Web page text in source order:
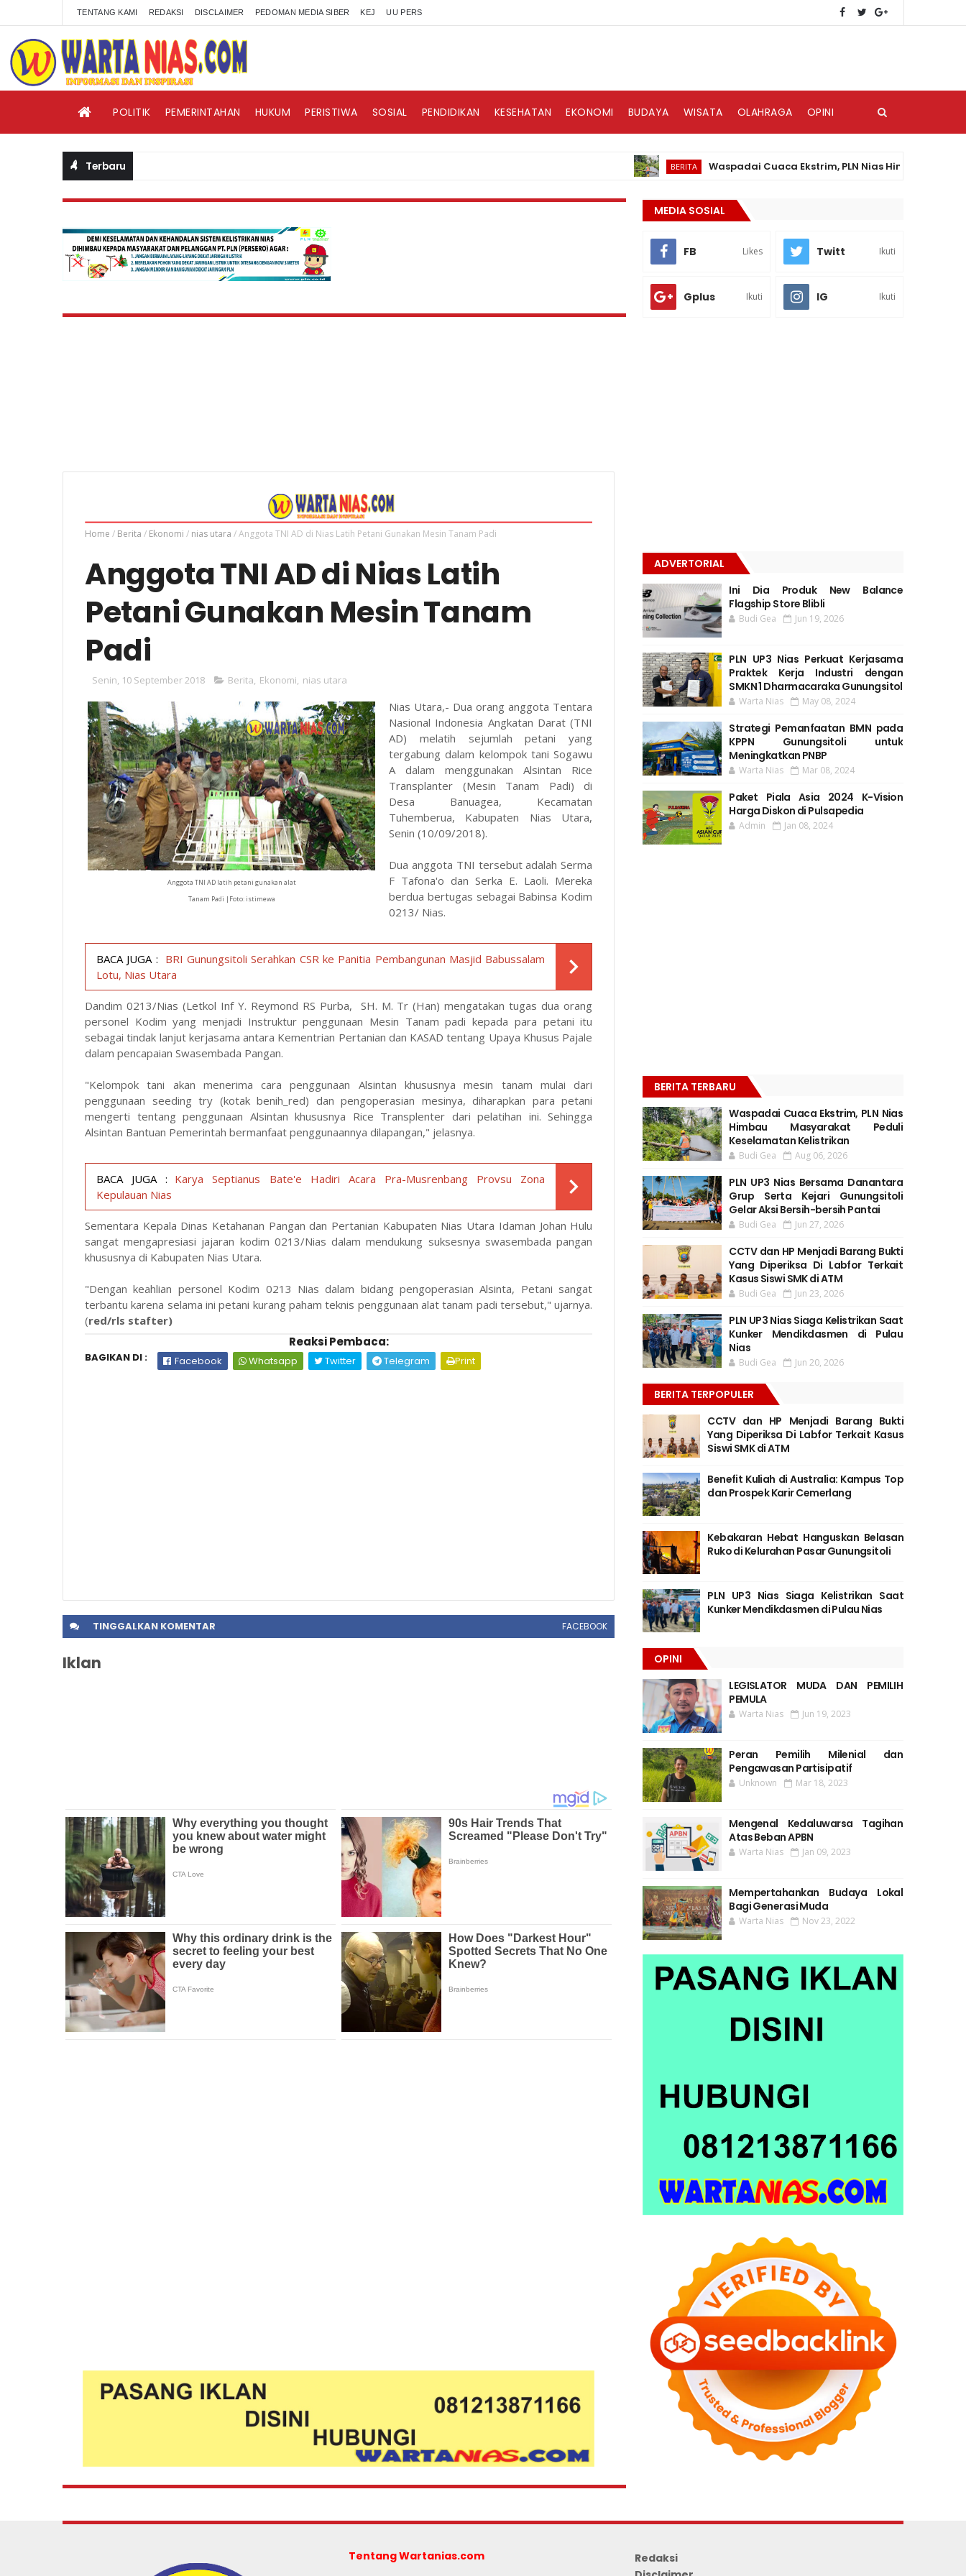
TENTANG KAMI REDAKSI DISCLAIMER PEDOMAN MEDIA SIBER KEJ UU PERS
POLITIK PEMERINTAHAN HUKUM PERISTIWA SOSIAL PENDIDIKAN KESEHATAN EKONOMI BUDAYA WISATA OLAHRAGA OPINI
Terbaru BERITA Waspadai Cuaca Ekstrim, PLN Nias Himbau Masyarakat
Home / Berita / Ekonomi / nias utara /Anggota TNI AD di Nias Latih Petani Gunakan Mesin Tanam Padi
Anggota TNI AD di Nias Latih
Petani Gunakan Mesin Tanam
Padi
Senin, 10 September 2018 Berita Ekonomi nias utara
Anggota TNI AD latih petani gunakan alat
Tanam Padi |Foto: istimewa
Nias Utara,- Dua orang anggota Tentara
Nasional Indonesia Angkatan Darat (TNI
AD) melatih sejumlah petani yang
tergabung dalam kelompok tani Sogawu
A dalam menggunakan Alsintan Rice
Transplanter (Mesin Tanam Padi) di
Desa Banuagea, Kecamatan
Tuhemberua, Kabupaten Nias Utara,
Senin (10/09/2018).
Dua anggota TNI tersebut adalah Serma
F Tafona'o dan Serka E. Laoli. Mereka
berdua bertugas sebagai Babinsa Kodim
0213/ Nias.
BACA JUGA : BRI Gunungsitoli Serahkan CSR ke Panitia Pembangunan Masjid Babussalam
Lotu, Nias Utara
Dandim 0213/Nias (Letkol Inf Y. Reymond RS Purba, SH. M. Tr (Han) mengatakan tugas dua orang
personel Kodim yang menjadi Instruktur penggunaan Mesin Tanam padi kepada para petani itu
sebagai tindak lanjut kerjasama antara Kementrian Pertanian dan KASAD tentang Upaya Khusus Pajale
dalam pencapaian Swasembada Pangan.
"Kelompok tani akan menerima cara penggunaan Alsintan khususnya mesin tanam mulai dari
penggunaan seeding try (kotak benih_red) dan pengoperasian mesinya, diharapkan para petani
mengerti tentang penggunaan Alsintan khususnya Rice Transplenter dari pelatihan ini. Sehingga
Alsintan Bantuan Pemerintah bermanfaat penggunaannya dilapangan," jelasnya.
BACA JUGA : Karya Septianus Bate'e Hadiri Acara Pra-Musrenbang Provsu Zona
Kepulauan Nias
Sementara Kepala Dinas Ketahanan Pangan dan Pertanian Kabupaten Nias Utara Idaman Johan Hulu
sangat mengapresiasi jajaran kodim 0213/Nias dalam mendukung suksesnya swasembada pangan
khususnya di Kabupaten Nias Utara.
"Dengan keahlian personel Kodim 0213 Nias dalam bidang pengoperasian Alsinta, Petani sangat
terbantu karena selama ini petani kurang paham teknis penggunaan alat tanam padi tersebut," ujarnya.
(red/rls stafter)
Reaksi Pembaca:
BAGIKAN DI : Facebook Whatsapp Twitter Telegram Print
TINGGALKAN KOMENTAR FACEBOOK
Iklan
MEDIA SOSIAL
FB Likes Twitt Ikuti
Gplus Ikuti IG Ikuti
ADVERTORIAL
Ini Dia Produk New Balance
Flagship Store Blibli
Budi Gea Jun 19, 2026
PLN UP3 Nias Perkuat Kerjasama
Praktek Kerja Industri dengan
SMKN 1 Dharmacaraka Gunungsitol
Warta Nias May 08, 2024
Strategi Pemanfaatan BMN pada
KPPN Gunungsitoli untuk
Meningkatkan PNBP
Warta Nias Mar 08, 2024
Paket Piala Asia 2024 K-Vision
Harga Diskon di Pulsapedia
Admin Jan 08, 2024
BERITA TERBARU
Waspadai Cuaca Ekstrim, PLN Nias
Himbau Masyarakat Peduli
Keselamatan Kelistrikan
Budi Gea Aug 06, 2026
PLN UP3 Nias Bersama Danantara
Grup Serta Kejari Gunungsitoli
Gelar Aksi Bersih-bersih Pantai
Budi Gea Jun 27, 2026
CCTV dan HP Menjadi Barang Bukti
Yang Diperiksa Di Labfor Terkait
Kasus Siswi SMK di ATM
Budi Gea Jun 23, 2026
PLN UP3 Nias Siaga Kelistrikan Saat
Kunker Mendikdasmen di Pulau
Nias
Budi Gea Jun 20, 2026
BERITA TERPOPULER
CCTV dan HP Menjadi Barang Bukti
Yang Diperiksa Di Labfor Terkait Kasus
Siswi SMK di ATM
Benefit Kuliah di Australia: Kampus Top
dan Prospek Karir Cemerlang
Kebakaran Hebat Hanguskan Belasan
Ruko di Kelurahan Pasar Gunungsitoli
PLN UP3 Nias Siaga Kelistrikan Saat
Kunker Mendikdasmen di Pulau Nias
OPINI
LEGISLATOR MUDA DAN PEMILIH
PEMULA
Warta Nias Jun 19, 2023
Peran Pemilih Milenial dan
Pengawasan Partisipatif
Unknown Mar 18, 2023
Mengenal Kedaluwarsa Tagihan
Atas Beban APBN
Warta Nias Jan 09, 2023
Mempertahankan Budaya Lokal
Bagi Generasi Muda
Warta Nias Nov 23, 2022
Tentang Wartanias.com
Redaksi